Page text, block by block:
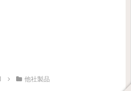
他社製品